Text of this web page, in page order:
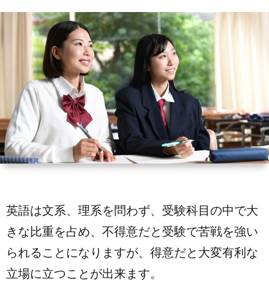
せ
シ
ー
シ
英語は文系、理系を問わず、受験科目の中で大
きな比重を占め、不得意だと受験で苦戦を強い
られることになりますが、得意だと大変有利な
立場に立つことが出来ます。